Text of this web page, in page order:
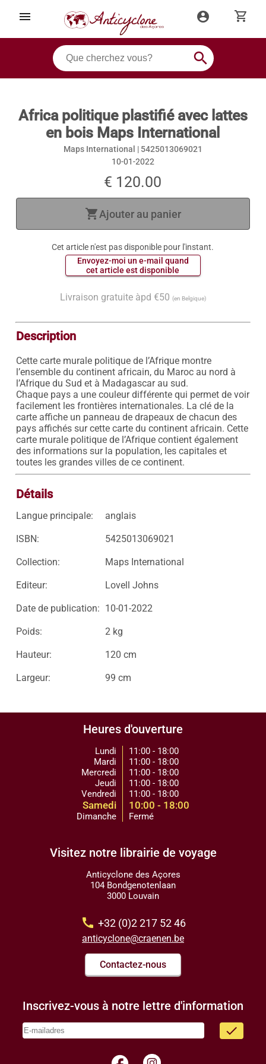
menu account_circle shopping_cart
search
Africa politique plastifié avec lattes
en bois Maps International
Maps International | 5425013069021
10-01-2022
€ 120.00
shopping_cartAjouter au panier
Cet article n'est pas disponible pour l'instant.
Envoyez-moi un e-mail quand
Livraison gratuite àpd €50 (en Belgique)
Description
Cette carte murale politique de l’Afrique montre
l’ensemble du continent africain, du Maroc au nord à
l’Afrique du Sud et à Madagascar au sud.
Chaque pays a une couleur différente qui permet de voir
facilement les frontières internationales. La clé de la
carte affiche un panneau de drapeaux de chacun des
pays affichés sur cette carte du continent africain. Cette
carte murale politique de l’Afrique contient également
des informations sur la population, les capitales et
Détails
Langue principale: anglais
ISBN: 5425013069021
Collection: Maps International
Editeur: Lovell Johns
Date de publication: 10-01-2022
Poids: 2 kg
Hauteur: 120 cm
Largeur: 99 cm
Heures d'ouverture
Lundi
Mardi
Mercredi
Jeudi
Vendredi
Samedi
Dimanche
11:00 - 18:00
11:00 - 18:00
11:00 - 18:00
11:00 - 18:00
11:00 - 18:00
10:00 - 18:00
Fermé
Visitez notre librairie de voyage
Anticyclone des Açores
104 Bondgenotenlaan
3000 Louvain
call +32 (0)2 217 52 46
anticyclone@craenen.be
Contactez-nous
Inscrivez-vous à notre lettre d'information
done